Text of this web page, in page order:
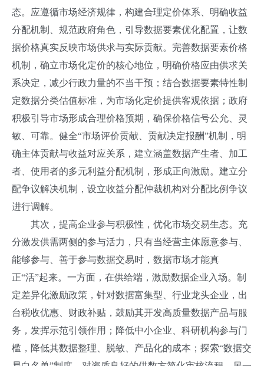
态。应遵循市场经济规律，构建合理定价体系、明确收益
分配机制、规范政府角色，引导数据要素优化配置，让数
据价格真实反映市场供求与实际贡献。完善数据要素价格
机制，确立市场化定价的核心地位，明确价格应由供求关
系决定，减少行政力量的不当干预；结合数据要素特性制
定数据分类估值标准，为市场化定价提供客观依据；政府
积极引导市场形成合理价格预期，确保价格信号公允、灵
敏、可靠。健全“市场评价贡献、贡献决定报酬”机制，明
确主体贡献与收益对应关系，建立涵盖数据产生者、加工
者、使用者的多元利益分配机制，形成正向激励。建立分
配争议解决机制，设立收益分配仲裁机构对分配比例争议
进行调解。
其次，提高企业参与积极性，优化市场交易生态。充
分激发供需两侧的参与活力，只有当经营主体愿意参与、
能够参与、善于参与数据交易时，数据市场才能真
正“活”起来。一方面，在供给端，激励数据企业入场。制
定差异化激励政策，针对数据富集型、行业龙头企业，出
台税收优惠、财政补贴，鼓励其开发高质量数据产品与服
务，发挥示范引领作用；降低中小企业、科研机构参与门
槛，降低其数据整理、脱敏、产品化的成本；探索“数据交